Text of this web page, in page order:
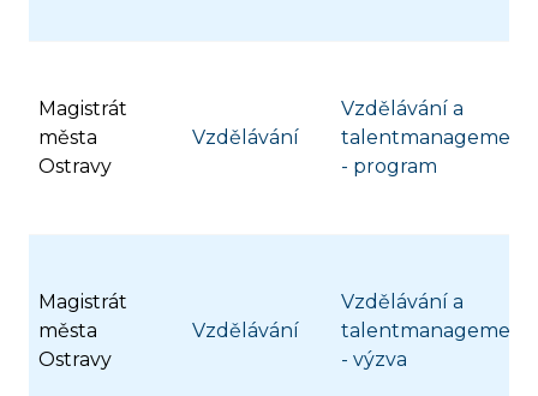
Magistrát
města
Ostravy
Vzdělávání
Vzdělávání a
talentmanagement
- program
Magistrát
města
Ostravy
Vzdělávání
Vzdělávání a
talentmanagement
- výzva